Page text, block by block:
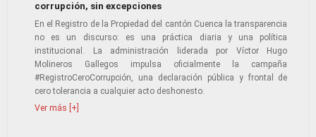
corrupción, sin excepciones
En el Registro de la Propiedad del cantón Cuenca la transparencia
no es un discurso: es una práctica diaria y una política
institucional. La administración liderada por Víctor Hugo
Molineros Gallegos impulsa oficialmente la campaña
#RegistroCeroCorrupción, una declaración pública y frontal de
cero tolerancia a cualquier acto deshonesto.
Ver más [+]